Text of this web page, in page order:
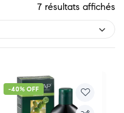
7 résultats affichés
-40% OFF